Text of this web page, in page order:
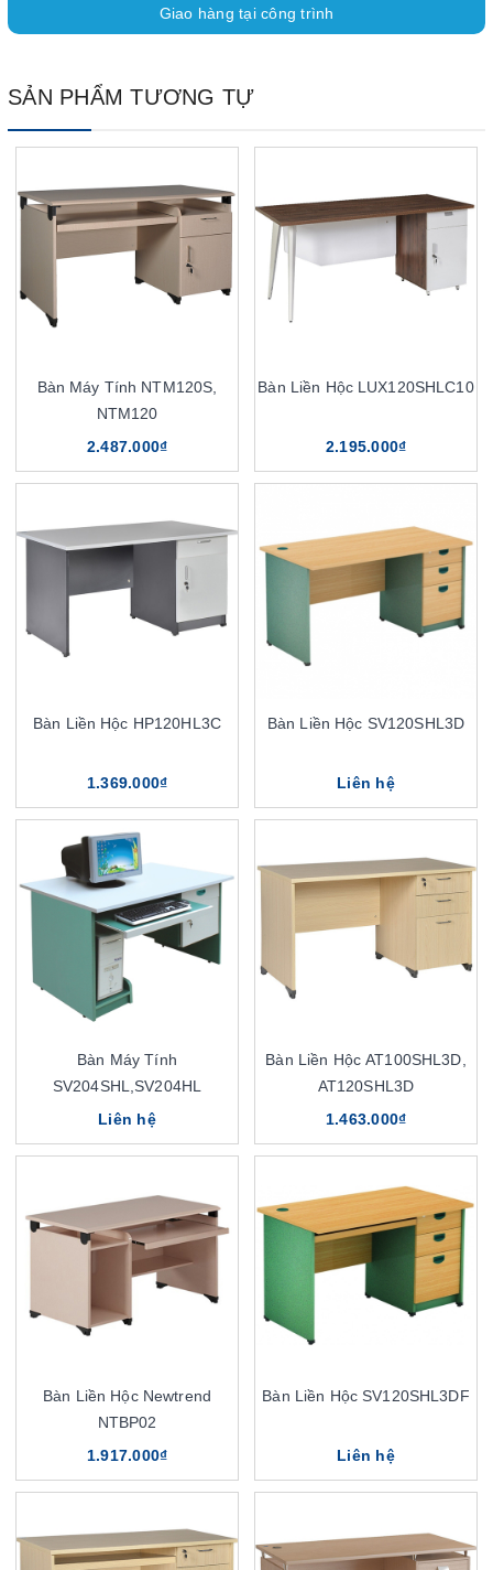
Giao hàng tại công trình
SẢN PHẨM TƯƠNG TỰ
Bàn Máy Tính NTM120S,
NTM120
2.487.000₫
Bàn Liền Hộc LUX120SHLC10
2.195.000₫
Bàn Liền Hộc HP120HL3C
1.369.000₫
Bàn Liền Hộc SV120SHL3D
Liên hệ
Bàn Máy Tính
SV204SHL,SV204HL
Liên hệ
Bàn Liền Hộc AT100SHL3D,
AT120SHL3D
1.463.000₫
Bàn Liền Hộc Newtrend
NTBP02
1.917.000₫
Bàn Liền Hộc SV120SHL3DF
Liên hệ